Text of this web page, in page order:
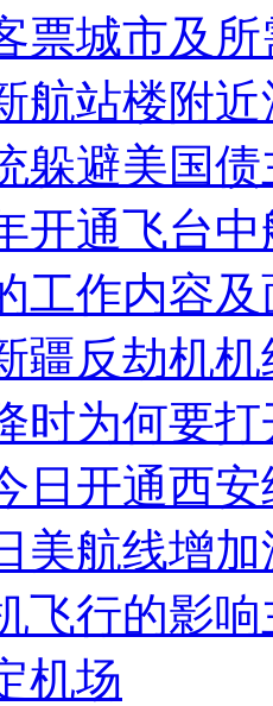
票城市及
航站楼附
躲避美国
开通飞台
工作内容
疆反劫机
时为何要
日开通西
美航线增加
飞行的影
机场